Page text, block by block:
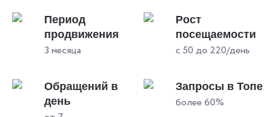
Период
продвижения
3 месяца
Рост
посещаемости
с 50 до 220/день
Обращений в
день
Запросы в Топе
более 60%